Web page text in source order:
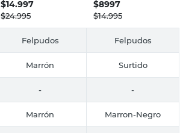
$14.997
$24.995
$8997
$14.995
Felpudos Felpudos
Marrón Surtido
- -
Marrón Marron-Negro